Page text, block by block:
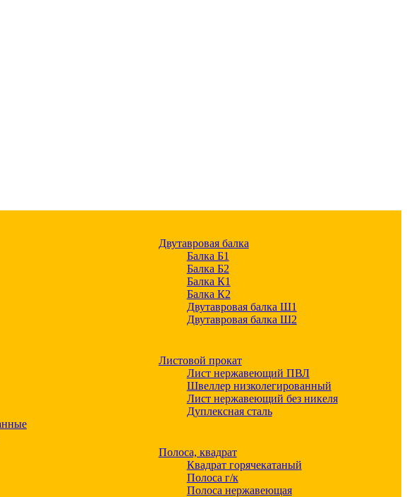
Двутавровая балка
Балка Б1
Балка Б2
Балка К1
Балка К2
Двутавровая балка Ш1
Двутавровая балка Ш2
Листовой прокат
Лист нержавеющий ПВЛ
Швеллер низколегированный
Лист нержавеющий без никеля
Дуплексная сталь
Полоса, квадрат
Квадрат горячекатаный
Полоса г/к
Полоса нержавеющая